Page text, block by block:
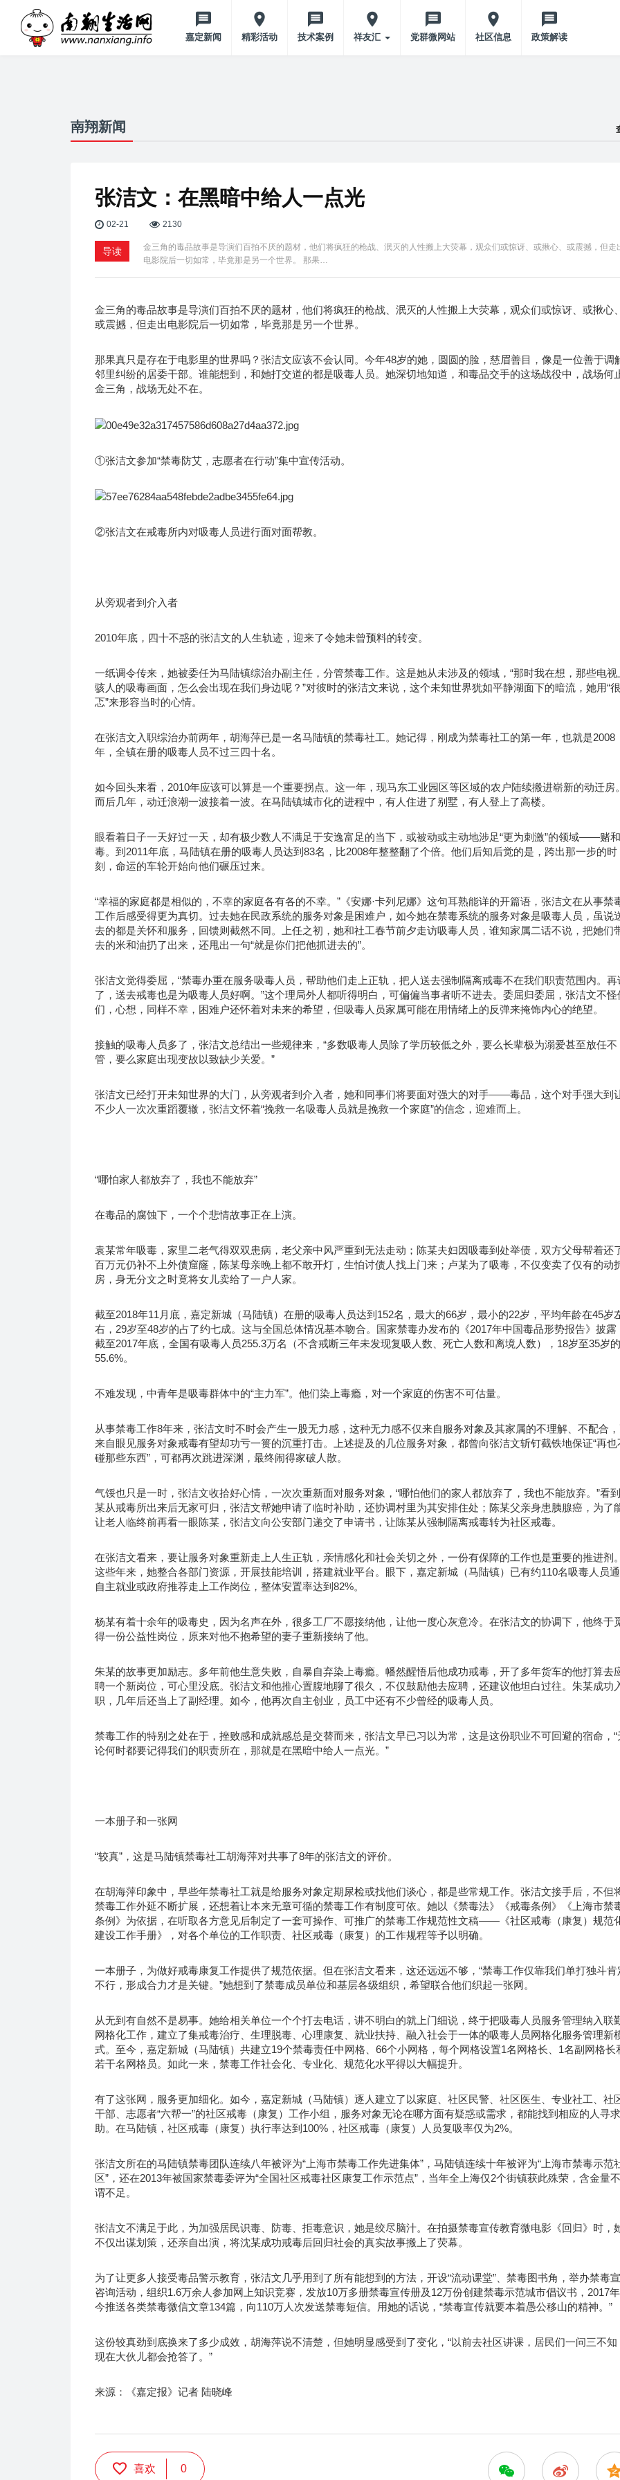
嘉定新闻 精彩活动 技术案例 祥友汇 党群微网站 社区信息 政策解读
南翔新闻
张洁文：在黑暗中给人一点光
02-21 2130
导读
金三角的毒品故事是导演们百拍不厌的题材，他们将疯狂的枪战、泯灭的人性搬上大荧幕，观众们或惊讶、或揪心、或震撼，但走
电影院后一切如常，毕竟那是另一个世界。 那果…
金三角的毒品故事是导演们百拍不厌的题材，他们将疯狂的枪战、泯灭的人性搬上大荧幕，观众们或惊讶、或揪心、
或震撼，但走出电影院后一切如常，毕竟那是另一个世界。
那果真只是存在于电影里的世界吗？张洁文应该不会认同。今年48岁的她，圆圆的脸，慈眉善目，像是一位善于调
邻里纠纷的居委干部。谁能想到，和她打交道的都是吸毒人员。她深切地知道，和毒品交手的这场战役中，战场何
金三角，战场无处不在。
①张洁文参加“禁毒防艾，志愿者在行动”集中宣传活动。
②张洁文在戒毒所内对吸毒人员进行面对面帮教。
从旁观者到介入者
2010年底，四十不惑的张洁文的人生轨迹，迎来了令她未曾预料的转变。
一纸调令传来，她被委任为马陆镇综治办副主任，分管禁毒工作。这是她从未涉及的领域，“那时我在想，那些电视
骇人的吸毒画面，怎么会出现在我们身边呢？”对彼时的张洁文来说，这个未知世界犹如平静湖面下的暗流，她用“
忑”来形容当时的心情。
在张洁文入职综治办前两年，胡海萍已是一名马陆镇的禁毒社工。她记得，刚成为禁毒社工的第一年，也就是2008
年，全镇在册的吸毒人员不过三四十名。
如今回头来看，2010年应该可以算是一个重要拐点。这一年，现马东工业园区等区域的农户陆续搬进崭新的动迁房。
而后几年，动迁浪潮一波接着一波。在马陆镇城市化的进程中，有人住进了别墅，有人登上了高楼。
眼看着日子一天好过一天，却有极少数人不满足于安逸富足的当下，或被动或主动地涉足“更为刺激”的领域——赌和
毒。到2011年底，马陆镇在册的吸毒人员达到83名，比2008年整整翻了个倍。他们后知后觉的是，跨出那一步的时
刻，命运的车轮开始向他们碾压过来。
“幸福的家庭都是相似的，不幸的家庭各有各的不幸。”《安娜·卡列尼娜》这句耳熟能详的开篇语，张洁文在从事禁
工作后感受得更为真切。过去她在民政系统的服务对象是困难户，如今她在禁毒系统的服务对象是吸毒人员，虽说
去的都是关怀和服务，回馈则截然不同。上任之初，她和社工春节前夕走访吸毒人员，谁知家属二话不说，把她们
去的米和油扔了出来，还甩出一句“就是你们把他抓进去的”。
张洁文觉得委屈，“禁毒办重在服务吸毒人员，帮助他们走上正轨，把人送去强制隔离戒毒不在我们职责范围内。再
了，送去戒毒也是为吸毒人员好啊。”这个理局外人都听得明白，可偏偏当事者听不进去。委屈归委屈，张洁文不怪
们，心想，同样不幸，困难户还怀着对未来的希望，但吸毒人员家属可能在用情绪上的反弹来掩饰内心的绝望。
接触的吸毒人员多了，张洁文总结出一些规律来，“多数吸毒人员除了学历较低之外，要么长辈极为溺爱甚至放任不
管，要么家庭出现变故以致缺少关爱。”
张洁文已经打开未知世界的大门，从旁观者到介入者，她和同事们将要面对强大的对手——毒品，这个对手强大到
不少人一次次重蹈覆辙，张洁文怀着“挽救一名吸毒人员就是挽救一个家庭”的信念，迎难而上。
“哪怕家人都放弃了，我也不能放弃”
在毒品的腐蚀下，一个个悲情故事正在上演。
袁某常年吸毒，家里二老气得双双患病，老父亲中风严重到无法走动；陈某夫妇因吸毒到处举债，双方父母帮着还
百万元仍补不上外债窟窿，陈某母亲晚上都不敢开灯，生怕讨债人找上门来；卢某为了吸毒，不仅变卖了仅有的动
房，身无分文之时竟将女儿卖给了一户人家。
截至2018年11月底，嘉定新城（马陆镇）在册的吸毒人员达到152名，最大的66岁，最小的22岁，平均年龄在45岁
右，29岁至48岁的占了约七成。这与全国总体情况基本吻合。国家禁毒办发布的《2017年中国毒品形势报告》披露
截至2017年底，全国有吸毒人员255.3万名（不含戒断三年未发现复吸人数、死亡人数和离境人数），18岁至35岁
55.6%。
不难发现，中青年是吸毒群体中的“主力军”。他们染上毒瘾，对一个家庭的伤害不可估量。
从事禁毒工作8年来，张洁文时不时会产生一股无力感，这种无力感不仅来自服务对象及其家属的不理解、不配合
来自眼见服务对象戒毒有望却功亏一篑的沉重打击。上述提及的几位服务对象，都曾向张洁文斩钉截铁地保证“再也
碰那些东西”，可都再次跳进深渊，最终闹得家破人散。
气馁也只是一时，张洁文收拾好心情，一次次重新面对服务对象，“哪怕他们的家人都放弃了，我也不能放弃。”看
某从戒毒所出来后无家可归，张洁文帮她申请了临时补助，还协调村里为其安排住处；陈某父亲身患胰腺癌，为了
让老人临终前再看一眼陈某，张洁文向公安部门递交了申请书，让陈某从强制隔离戒毒转为社区戒毒。
在张洁文看来，要让服务对象重新走上人生正轨，亲情感化和社会关切之外，一份有保障的工作也是重要的推进剂。
这些年来，她整合各部门资源，开展技能培训，搭建就业平台。眼下，嘉定新城（马陆镇）已有约110名吸毒人员
自主就业或政府推荐走上工作岗位，整体安置率达到82%。
杨某有着十余年的吸毒史，因为名声在外，很多工厂不愿接纳他，让他一度心灰意冷。在张洁文的协调下，他终于
得一份公益性岗位，原来对他不抱希望的妻子重新接纳了他。
朱某的故事更加励志。多年前他生意失败，自暴自弃染上毒瘾。幡然醒悟后他成功戒毒，开了多年货车的他打算去
聘一个新岗位，可心里没底。张洁文和他推心置腹地聊了很久，不仅鼓励他去应聘，还建议他坦白过往。朱某成功
职，几年后还当上了副经理。如今，他再次自主创业，员工中还有不少曾经的吸毒人员。
禁毒工作的特别之处在于，挫败感和成就感总是交替而来，张洁文早已习以为常，这是这份职业不可回避的宿命，“
论何时都要记得我们的职责所在，那就是在黑暗中给人一点光。”
一本册子和一张网
“较真”，这是马陆镇禁毒社工胡海萍对共事了8年的张洁文的评价。
在胡海萍印象中，早些年禁毒社工就是给服务对象定期尿检或找他们谈心，都是些常规工作。张洁文接手后，不但
禁毒工作外延不断扩展，还想着让本来无章可循的禁毒工作有制度可依。她以《禁毒法》《戒毒条例》《上海市禁
条例》为依据，在听取各方意见后制定了一套可操作、可推广的禁毒工作规范性文稿——《社区戒毒（康复）规范
建设工作手册》，对各个单位的工作职责、社区戒毒（康复）的工作规程等予以明确。
一本册子，为做好戒毒康复工作提供了规范依据。但在张洁文看来，这还远远不够，“禁毒工作仅靠我们单打独斗肯
不行，形成合力才是关键。”她想到了禁毒成员单位和基层各级组织，希望联合他们织起一张网。
从无到有自然不是易事。她给相关单位一个个打去电话，讲不明白的就上门细说，终于把吸毒人员服务管理纳入联
网格化工作，建立了集戒毒治疗、生理脱毒、心理康复、就业扶持、融入社会于一体的吸毒人员网格化服务管理新
式。至今，嘉定新城（马陆镇）共建立19个禁毒责任中网格、66个小网格，每个网格设置1名网格长、1名副网格长
若干名网格员。如此一来，禁毒工作社会化、专业化、规范化水平得以大幅提升。
有了这张网，服务更加细化。如今，嘉定新城（马陆镇）逐人建立了以家庭、社区民警、社区医生、专业社工、社
干部、志愿者“六帮一”的社区戒毒（康复）工作小组，服务对象无论在哪方面有疑惑或需求，都能找到相应的人寻
助。在马陆镇，社区戒毒（康复）执行率达到100%，社区戒毒（康复）人员复吸率仅为2%。
张洁文所在的马陆镇禁毒团队连续八年被评为“上海市禁毒工作先进集体”，马陆镇连续十年被评为“上海市禁毒示范
区”，还在2013年被国家禁毒委评为“全国社区戒毒社区康复工作示范点”，当年全上海仅2个街镇获此殊荣，含金量
谓不足。
张洁文不满足于此，为加强居民识毒、防毒、拒毒意识，她是绞尽脑汁。在拍摄禁毒宣传教育微电影《回归》时，
不仅出谋划策，还亲自出演，将沈某成功戒毒后回归社会的真实故事搬上了荧幕。
为了让更多人接受毒品警示教育，张洁文几乎用到了所有能想到的方法，开设“流动课堂”、禁毒图书角，举办禁毒
咨询活动，组织1.6万余人参加网上知识竞赛，发放10万多册禁毒宣传册及12万份创建禁毒示范城市倡议书，2017
今推送各类禁毒微信文章134篇，向110万人次发送禁毒短信。用她的话说，“禁毒宣传就要本着愚公移山的精神。”
这份较真劲到底换来了多少成效，胡海萍说不清楚，但她明显感受到了变化，“以前去社区讲课，居民们一问三不知
现在大伙儿都会抢答了。”
来源：《嘉定报》记者 陆晓峰
喜欢 0